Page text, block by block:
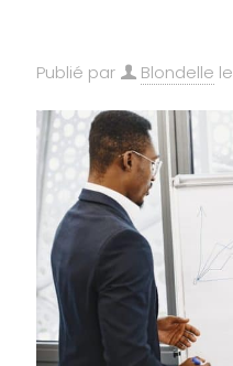
Publié par Blondelle le